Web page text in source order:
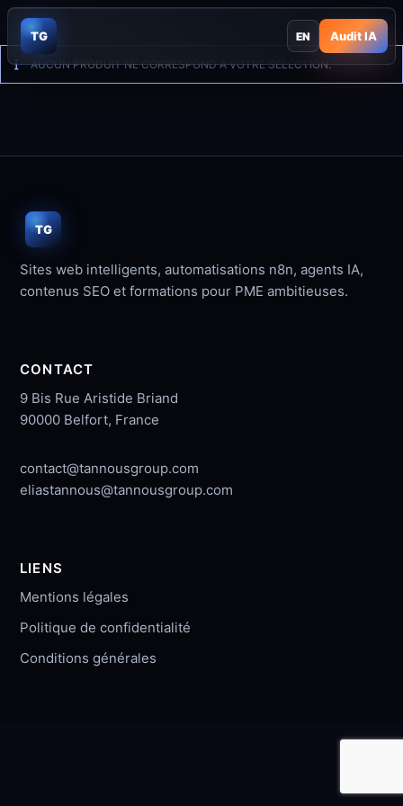
TG EN Audit IA
Skip
content
AUCUN PRODUIT NE CORRESPOND À VOTRE SÉLECTION.
TG
Sites web intelligents, automatisations n8n, agents IA,
contenus SEO et formations pour PME ambitieuses.
CONTACT
9 Bis Rue Aristide Briand
90000 Belfort, France
contact@tannousgroup.com
eliastannous@tannousgroup.com
LIENS
Mentions légales
Politique de confidentialité
Conditions générales